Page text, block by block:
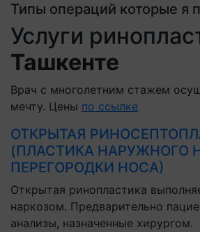
Типы операций которые я
Услуги
Ташкенте
Врач с многолетним стажем
мечту. Цены по ссылке
ОТКРЫТАЯ
(ПЛАСТИКА НАРУЖНОГО
ПЕРЕГОРОДКИ НОСА)
Открытая ринопластика
наркозом. Предварительно
анализы, назначенные хирургом.